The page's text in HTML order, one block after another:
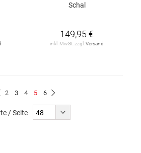
Schal
149,95 €
inkl. MwSt. zzgl. Versand
Seite
Zurück
Seite
2 Seite
3 Seite
4
Du
liest
gerade
5 Seite
6
/ Seite